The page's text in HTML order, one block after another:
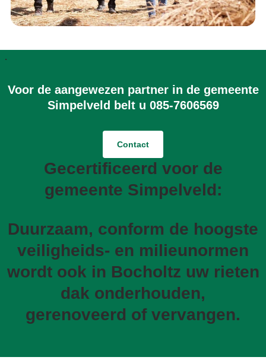
.
Voor de aangewezen partner in de gemeente
Simpelveld belt u 085-7606569
Contact
Gecertificeerd voor de
gemeente Simpelveld:
Duurzaam, conform de hoogste
veiligheids- en milieunormen
wordt ook in Bocholtz uw rieten
dak onderhouden,
gerenoveerd of vervangen.